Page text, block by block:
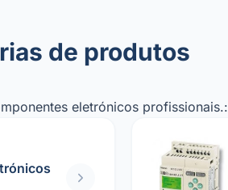
de produtos
eletrónicos profissionais.: